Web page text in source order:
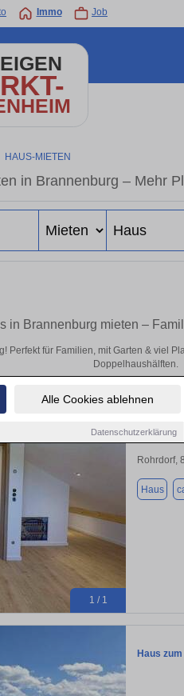
Alle Cookies ablehnen
Datenschutzerklärung
Immo Job
HAUS-MIETEN
in Brannenburg – Mehr
in Brannenburg mieten –
Perfekt für Familien, mit Garten & viel
Doppelhaushälften.
1 / 1
Haus
Rohrdorf,
Haus
Haus zum